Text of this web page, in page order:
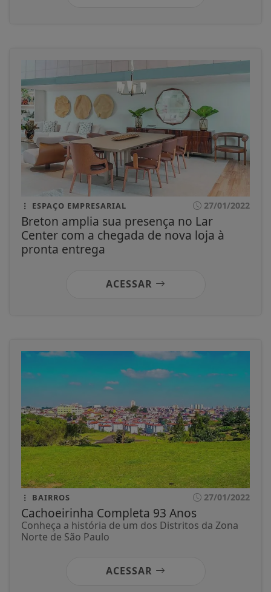
ESPAÇO EMPRESARIAL 27/01/2022
Breton amplia sua presença no Lar
Center com a chegada de nova loja à
pronta entrega
ACESSAR
BAIRROS 27/01/2022
Cachoeirinha Completa 93 Anos
Conheça a história de um dos Distritos da Zona
Norte de São Paulo
ACESSAR